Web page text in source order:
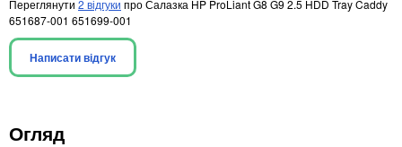
Переглянути 2 відгуки про Салазка HP ProLiant G8 G9 2.5 HDD Tray Caddy
651687-001 651699-001
Написати відгук
Огляд